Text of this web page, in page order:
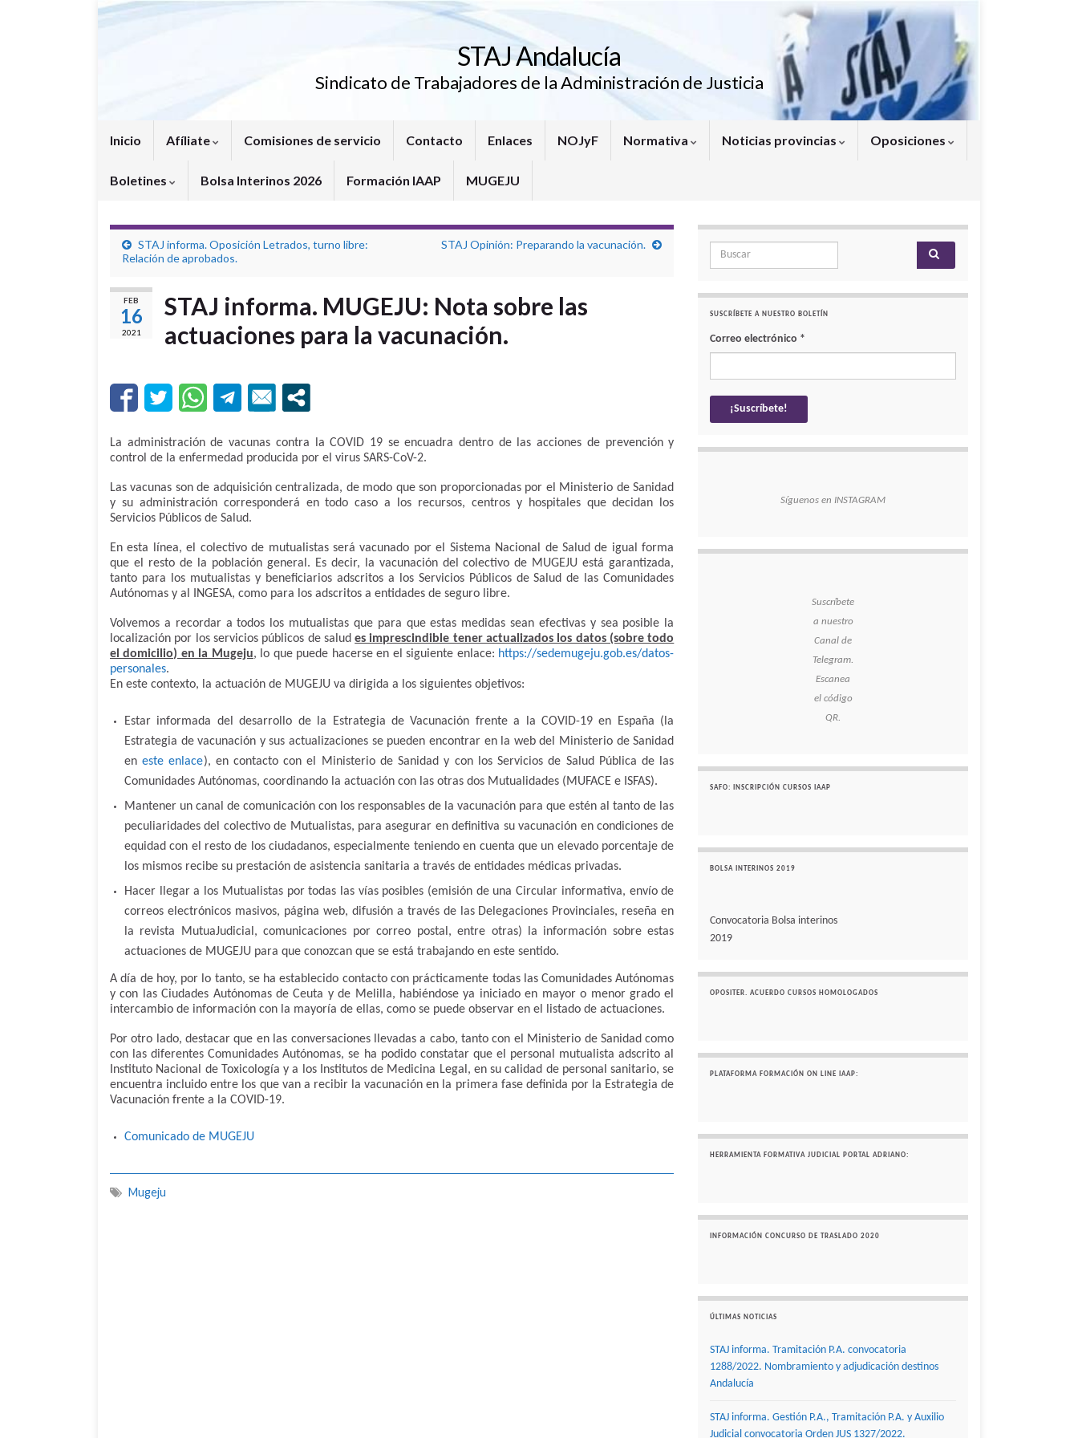
STAJ Andalucía
Sindicato de Trabajadores de la Administración de Justicia
Inicio Afíliate Comisiones de servicio Contacto Enlaces NOJyF Normativa Noticias provincias Oposiciones
Boletines Bolsa Interinos 2026 Formación IAAP MUGEJU
STAJ informa. Oposición Letrados, turno libre:
Relación de aprobados.
STAJ Opinión: Preparando la vacunación.
FEB
16
2021
STAJ informa. MUGEJU: Nota sobre las
actuaciones para la vacunación.
La administración de vacunas contra la COVID 19 se encuadra dentro de las acciones de prevención y
control de la enfermedad producida por el virus SARS-CoV-2.
Las vacunas son de adquisición centralizada, de modo que son proporcionadas por el Ministerio de Sanidad
y su administración corresponderá en todo caso a los recursos, centros y hospitales que decidan los
Servicios Públicos de Salud.
En esta línea, el colectivo de mutualistas será vacunado por el Sistema Nacional de Salud de igual forma
que el resto de la población general. Es decir, la vacunación del colectivo de MUGEJU está garantizada,
tanto para los mutualistas y beneficiarios adscritos a los Servicios Públicos de Salud de las Comunidades
Autónomas y al INGESA, como para los adscritos a entidades de seguro libre.
Volvemos a recordar a todos los mutualistas que para que estas medidas sean efectivas y sea posible la
localización por los servicios públicos de saludes imprescindible tener actualizados los datos (sobre todo
el domicilio) en la Mugeju, lo que puede hacerse en el siguiente enlace: https://sedemugeju.gob.es/datos-
personales.
En este contexto, la actuación de MUGEJU va dirigida a los siguientes objetivos:
Estar informada del desarrollo de la Estrategia de Vacunación frente a la COVID-19 en España (la
Estrategia de vacunación y sus actualizaciones se pueden encontrar en la web del Ministerio de Sanidad
eneste enlace), en contacto con el Ministerio de Sanidad y con los Servicios de Salud Pública de las
Comunidades Autónomas, coordinando la actuación con las otras dos Mutualidades (MUFACE e ISFAS).
Mantener un canal de comunicación con los responsables de la vacunación para que estén al tanto de las
peculiaridades del colectivo de Mutualistas, para asegurar en definitiva su vacunación en condiciones de
equidad con el resto de los ciudadanos, especialmente teniendo en cuenta que un elevado porcentaje de
los mismos recibe su prestación de asistencia sanitaria a través de entidades médicas privadas.
Hacer llegar a los Mutualistas por todas las vías posibles (emisión de una Circular informativa, envío de
correos electrónicos masivos, página web, difusión a través de las Delegaciones Provinciales, reseña en
la revista MutuaJudicial, comunicaciones por correo postal, entre otras) la información sobre estas
actuaciones de MUGEJU para que conozcan que se está trabajando en este sentido.
A día de hoy, por lo tanto, se ha establecido contacto con prácticamente todas las Comunidades Autónomas
y con las Ciudades Autónomas de Ceuta y de Melilla, habiéndose ya iniciado en mayor o menor grado el
intercambio de información con la mayoría de ellas, como se puede observar en el listado de actuaciones.
Por otro lado, destacar que en las conversaciones llevadas a cabo, tanto con el Ministerio de Sanidad como
con las diferentes Comunidades Autónomas, se ha podido constatar que el personal mutualista adscrito al
Instituto Nacional de Toxicología y a los Institutos de Medicina Legal, en su calidad de personal sanitario, se
encuentra incluido entre los que van a recibir la vacunación en la primera fase definida por la Estrategia de
Vacunación frente a la COVID-19.
Comunicado de MUGEJU
Mugeju
Search for:
SUSCRÍBETE A NUESTRO BOLETÍN
Correo electrónico *
Síguenos en INSTAGRAM
Suscríbete
a nuestro
Canal de
Telegram.
Escanea
el código
QR.
SAFO: INSCRIPCIÓN CURSOS IAAP
BOLSA INTERINOS 2019
Convocatoria Bolsa interinos
2019
OPOSITER. ACUERDO CURSOS HOMOLOGADOS
PLATAFORMA FORMACIÓN ON LINE IAAP:
HERRAMIENTA FORMATIVA JUDICIAL PORTAL ADRIANO:
INFORMACIÓN CONCURSO DE TRASLADO 2020
ÚLTIMAS NOTICIAS
STAJ informa. Tramitación P.A. convocatoria
1288/2022. Nombramiento y adjudicación destinos
Andalucía
STAJ informa. Gestión P.A., Tramitación P.A. y Auxilio
Judicial convocatoria Orden JUS 1327/2022.